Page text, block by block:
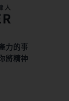
力的事
將精神